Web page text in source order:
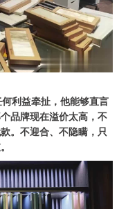
利益牵扯，他能够直言
品牌现在溢价太高，不
。不迎合、不隐瞒，只